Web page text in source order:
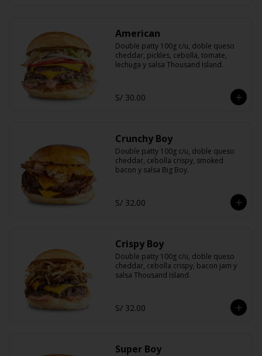
American
Double patty 100g c/u, doble queso
cheddar, pickles, cebolla, tomate,
lechuga y salsa Thousand Island.
S/ 30.00
Crunchy Boy
Double patty 100g c/u, doble queso
cheddar, cebolla crispy, smoked
bacon y salsa Big Boy.
S/ 32.00
Crispy Boy
Double patty 100g c/u, doble queso
cheddar, cebolla crispy, bacon jam y
salsa Thousand Island.
S/ 32.00
Super Boy